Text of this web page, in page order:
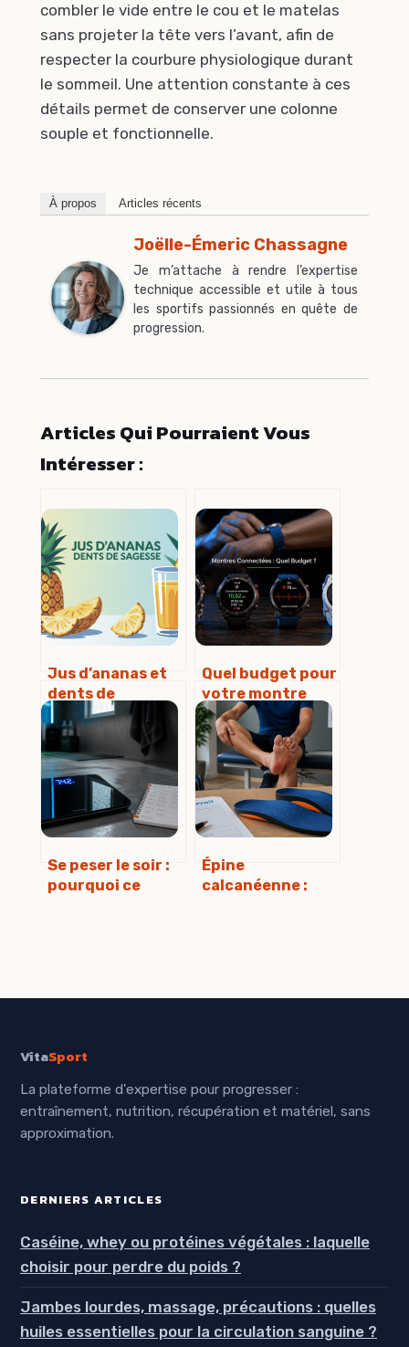
combler le vide entre le cou et le matelas
sans projeter la tête vers l’avant, afin de
respecter la courbure physiologique durant
le sommeil. Une attention constante à ces
détails permet de conserver une colonne
souple et fonctionnelle.
À propos Articles récents
Joëlle-Émeric Chassagne
Je m’attache à rendre l’expertise
technique accessible et utile à tous
les sportifs passionnés en quête de
progression.
Articles Qui Pourraient Vous
Intéresser :
Jus d’ananas et
dents de
sagesse : mythe
viral ou vraie
astuce utile
Quel budget pour
votre montre
connectée ? De
50 € à 1000 €, 4
paliers pour
choisir le bon
modèle
Se peser le soir :
pourquoi ce
Épine
calcanéenne :
VitaSport
La plateforme d'expertise pour progresser :
entraînement, nutrition, récupération et matériel, sans
approximation.
DERNIERS ARTICLES
Caséine, whey ou protéines végétales : laquelle
choisir pour perdre du poids ?
Jambes lourdes, massage, précautions : quelles
huiles essentielles pour la circulation sanguine ?